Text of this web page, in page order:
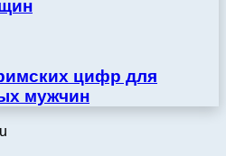
цифр для
мужчин